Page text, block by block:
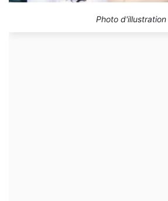
Photo d'illustration